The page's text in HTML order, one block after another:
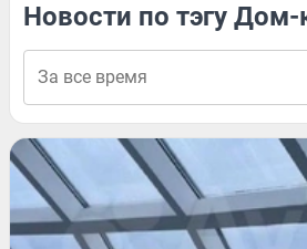
Новости по тэгу Дом-